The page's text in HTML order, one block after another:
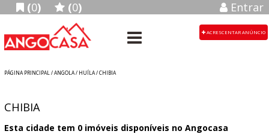
(0) (0) Entrar
ACRESCENTAR ANÚNCIO
PÁGINA PRINCIPAL /ANGOLA/ HUÍLA / CHIBIA
CHIBIA
Esta cidade tem 0 imóveis disponíveis no Angocasa